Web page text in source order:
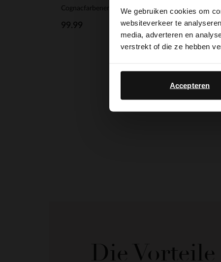
We gebruiken cookies om
websiteverkeer te
media, adverteren en
verstrekt of die ze hebben
Accepteren
99.99
Die